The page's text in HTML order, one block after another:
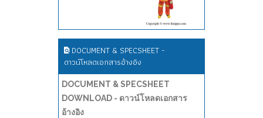
DOCUMENT & SPECSHEET -
ดาวน์โหลดเอกสารอ้างอิง
DOCUMENT & SPECSHEET
DOWNLOAD - ดาวน์โหลดเอกสาร
อ้างอิง